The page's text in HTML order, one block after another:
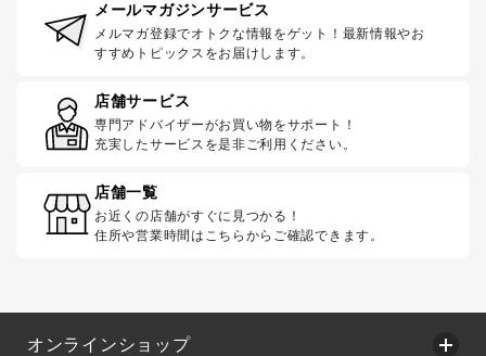
メールマガジンサービス
メルマガ登録でオトクな情報をゲット！最新情報やお
すすめトピックスをお届けします。
店舗サービス
専門アドバイザーがお買い物をサポート！
充実したサービスを是非ご利用ください。
店舗一覧
お近くの店舗がすぐに見つかる！
住所や営業時間はこちらからご確認できます。
オンラインショップ